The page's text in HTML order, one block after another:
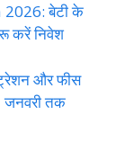
बेटी के
करें निवेश
और फीस
जनवरी तक